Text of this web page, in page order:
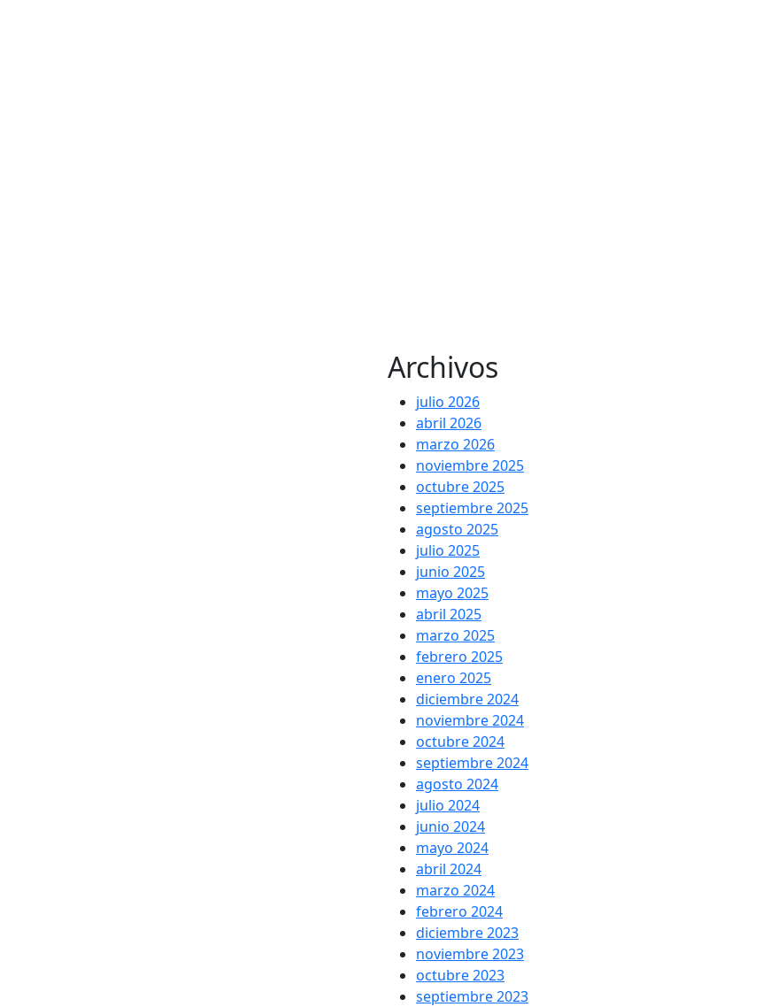
Archivos
julio 2026
abril 2026
marzo 2026
noviembre 2025
octubre 2025
septiembre 2025
agosto 2025
julio 2025
junio 2025
mayo 2025
abril 2025
marzo 2025
febrero 2025
enero 2025
diciembre 2024
noviembre 2024
octubre 2024
septiembre 2024
agosto 2024
julio 2024
junio 2024
mayo 2024
abril 2024
marzo 2024
febrero 2024
diciembre 2023
noviembre 2023
octubre 2023
septiembre 2023